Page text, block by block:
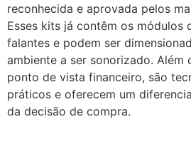
reconhecida e aprovada pelos
Esses kits já contêm os módulos
falantes e podem ser
ambiente a ser sonorizado. Além
ponto de vista financeiro, são
práticos e oferecem um
da decisão de compra.